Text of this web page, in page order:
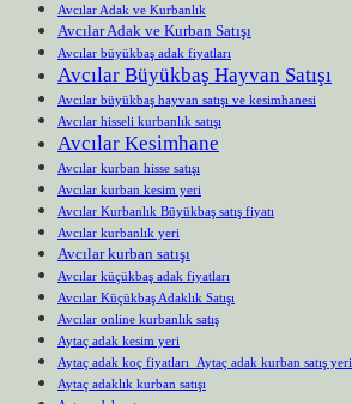
Avcılar Adak ve Kurbanlık
Avcılar Adak ve Kurban Satışı
Avcılar büyükbaş adak fiyatları
Avcılar Büyükbaş Hayvan Satışı
Avcılar büyükbaş hayvan satışı ve kesimhanesi
Avcılar hisseli kurbanlık satışı
Avcılar Kesimhane
Avcılar kurban hisse satışı
Avcılar kurban kesim yeri
Avcılar Kurbanlık Büyükbaş satış fiyatı
Avcılar kurbanlık yeri
Avcılar kurban satışı
Avcılar küçükbaş adak fiyatları
Avcılar Küçükbaş Adaklık Satışı
Avcılar online kurbanlık satış
Aytaç adak kesim yeri
Aytaç adak koç fiyatları Aytaç adak kurban satış yeri
Aytaç adaklık kurban satışı